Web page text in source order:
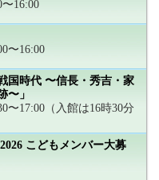
16:00
〜16:00
国時代 〜信長・秀吉・家
〜」
〜17:00（入館は16時30分
こどもメンバー大募